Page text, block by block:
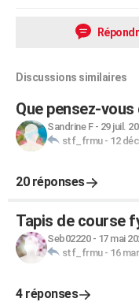
Discussions similaires
Que pensez-
Sandrine F- 29 juil.
stf_frmu- 12
20 réponses
Tapis de course
Seb02220- 17 mai
stf_frmu- 16
4 réponses